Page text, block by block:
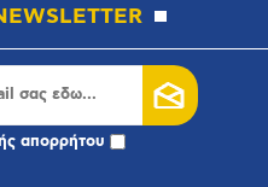
απορρήτου